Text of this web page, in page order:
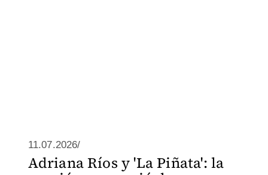
11.07.2026/
Adriana Ríos y 'La Piñata': la